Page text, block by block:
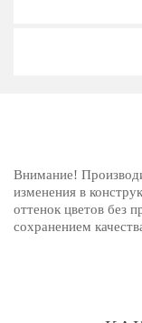
Внимание!
изменения в
оттенок цветов без
сохранением